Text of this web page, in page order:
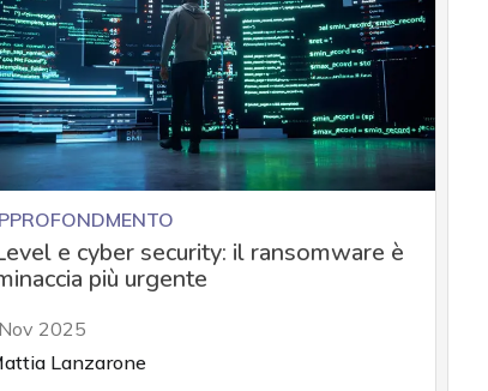
e cyber security: il ransomware è
più urgente
2025
Lanzarone